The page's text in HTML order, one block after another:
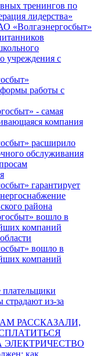
тренингов по
лидерства»
«Волгаэнергосбыт»
учреждения с
формы работы с
- самая
компания
расширило
обслуживания
гарантирует
района
вошло в
компаний
вошло в
компаний
плательщики
страдают из-за
РАССКАЗАЛИ,
ЭЛЕКТРИЧЕСТВО